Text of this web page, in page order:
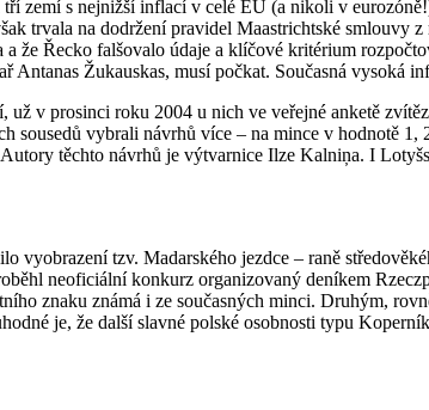
zemí s nejnižší inflací v celé EU (a nikoli v
trvala na dodržení pravidel Maastrichtské smlouvy
že Řecko falšovalo údaje a klíčové kritérium
Antanas Žukauskas, musí počkat. Současná
v prosinci roku 2004 u nich ve veřejné anketě
sousedů vybrali návrhů více – na mince v hodnotě
těchto návrhů je výtvarnice Ilze Kalniņa. I
vyobrazení tzv. Madarského jezdce – raně
neoficiální konkurz organizovaný deníkem
znaku známá i ze současných minci. Druhým,
je, že další slavné polské osobnosti typu